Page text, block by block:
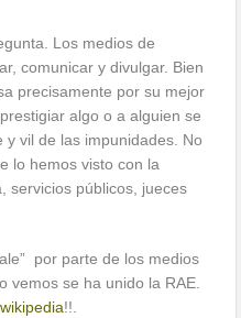
Los medios de
comunicar y divulgar. Bien
precisamente por su mejor
algo o a alguien se
vil de las impunidades. No
lo hemos visto con la
servicios públicos, jueces
por parte de los medios
vemos se ha unido la RAE.
wikipedia!!.